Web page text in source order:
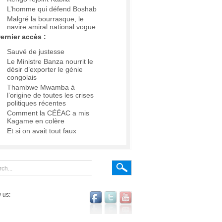
L’homme qui défend Boshab
Malgré la bourrasque, le
navire amiral national vogue
accès :
Sauvé de justesse
Le Ministre Banza nourrit le
désir d’exporter le génie
congolais
Thambwe Mwamba à
l’origine de toutes les crises
politiques récentes
Comment la CÉÉAC a mis
Kagame en colère
Et si on avait tout faux
us: